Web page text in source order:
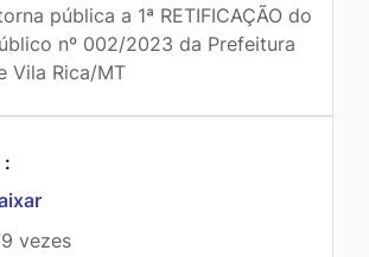
pública a 1ª RETIFICAÇÃO do
nº 002/2023 da Prefeitura
Vila Rica/MT
:
vezes